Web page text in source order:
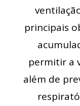
principais
permitir a
além de